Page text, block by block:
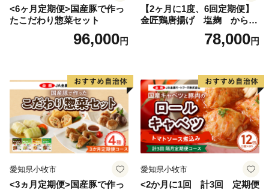
<6ヶ月定期便>国産豚で作っ
たこだわり惣菜セット
96,000円
【2ヶ月に1度、6回定期便】
金匠鶏唐揚げ 塩麹 からあ
78,000円
愛知県小牧市
<3ヵ月定期便>国産豚で作っ
愛知県小牧市
<2か月に1回 計3回 定期便